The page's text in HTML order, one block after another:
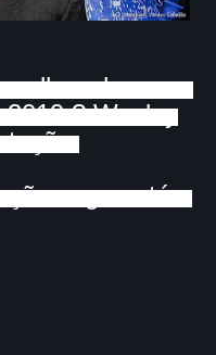
show em
? Wesley
segue até o